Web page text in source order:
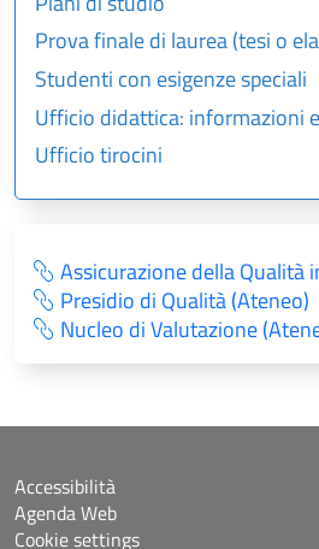
Prova finale di laurea (tesi o
Studenti con esigenze speciali
Ufficio didattica: informazioni
Ufficio tirocini
Assicurazione della Qualità
Presidio di Qualità (Ateneo)
Nucleo di Valutazione
Accessibilità
Agenda Web
Cookie settings